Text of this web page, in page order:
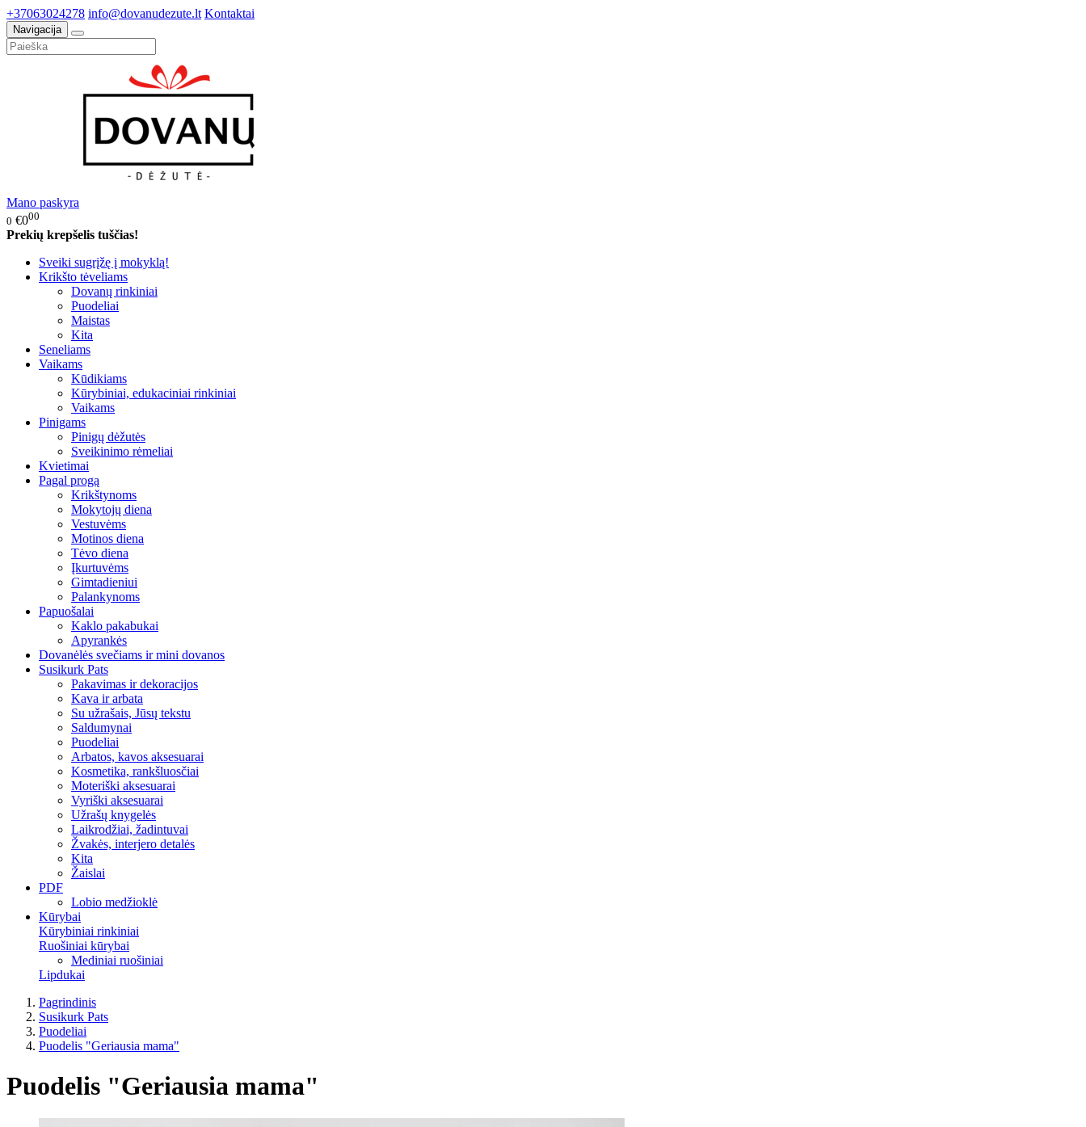
+37063024278 info@dovanudezute.lt Kontaktai
Navigacija
Mano paskyra
0 €000
Prekių krepšelis tuščias!
Sveiki sugrįžę į mokyklą!
Krikšto tėveliams
Dovanų rinkiniai
Puodeliai
Maistas
Kita
Seneliams
Vaikams
Kūdikiams
Kūrybiniai, edukaciniai rinkiniai
Vaikams
Pinigams
Pinigų dėžutės
Sveikinimo rėmeliai
Kvietimai
Pagal progą
Krikštynoms
Mokytojų diena
Vestuvėms
Motinos diena
Tėvo diena
Įkurtuvėms
Gimtadieniui
Palankynoms
Papuošalai
Kaklo pakabukai
Apyrankės
Dovanėlės svečiams ir mini dovanos
Susikurk Pats
Pakavimas ir dekoracijos
Kava ir arbata
Su užrašais, Jūsų tekstu
Saldumynai
Puodeliai
Arbatos, kavos aksesuarai
Kosmetika, rankšluosčiai
Moteriški aksesuarai
Vyriški aksesuarai
Užrašų knygelės
Laikrodžiai, žadintuvai
Žvakės, interjero detalės
Kita
Žaislai
PDF
Lobio medžioklė
Kūrybai
Kūrybiniai rinkiniai
Ruošiniai kūrybai
Mediniai ruošiniai
Lipdukai
Pagrindinis
Susikurk Pats
Puodeliai
Puodelis "Geriausia mama"
Puodelis "Geriausia mama"